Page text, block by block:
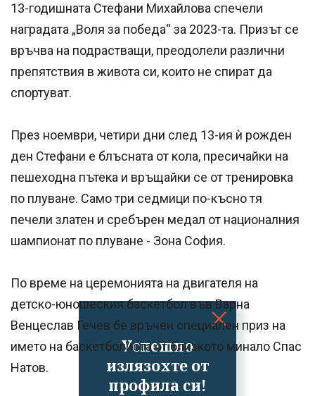
Успешно
излязохте от
профила си!
13-годишната Стефани Михайлова спечели
наградата „Воля за победа“ за 2023-та. Призът се
връчва на подрастващи, преодолели различни
препятствия в живота си, които не спират да
спортуват.
През ноември, четири дни след 13-ия ѝ рожден
ден Стефани е блъсната от кола, пресичайки на
пешеходна пътека и връщайки се от тренировка
по плуване. Само три седмици по-късно тя
печели златен и сребърен медал от националния
шампионат по плуване - Зона София.
По време на церемонията на двигателя на
детско-юношеския баскетбол във Варна
Венцеслав Гечев бе връчен специален приз на
името на баскетболиста от близкото минало Спас
Натов.